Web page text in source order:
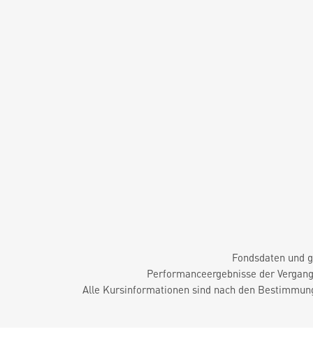
Fondsdaten und
Performanceergebnisse der
Alle Kursinformationen sind nach den